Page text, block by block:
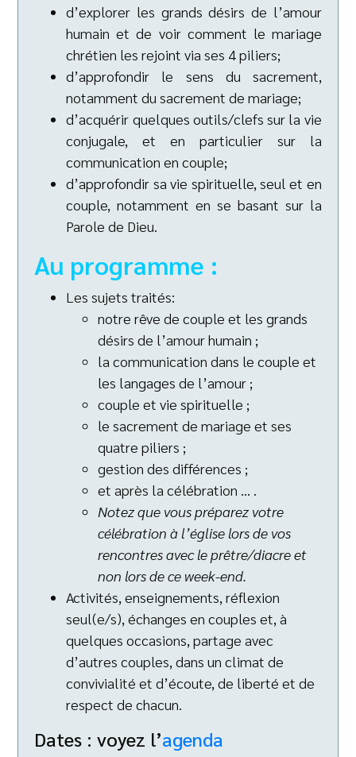
d’explorer les grands désirs de l’amour
humain et de voir comment le mariage
chrétien les rejoint via ses 4 piliers;
d’approfondir le sens du sacrement,
notamment du sacrement de mariage;
d’acquérir quelques outils/clefs sur la vie
conjugale, et en particulier sur la
communication en couple;
d’approfondir sa vie spirituelle, seul et en
couple, notamment en se basant sur la
Parole de Dieu.
Au programme :
Les sujets traités:
notre rêve de couple et les grands
désirs de l’amour humain ;
la communication dans le couple et
les langages de l’amour ;
couple et vie spirituelle ;
le sacrement de mariage et ses
quatre piliers ;
gestion des différences ;
et après la célébration … .
Notez que vous préparez votre
célébration à l’église lors de vos
rencontres avec le prêtre/diacre et
non lors de ce week-end.
Activités, enseignements, réflexion
seul(e/s), échanges en couples et, à
quelques occasions, partage avec
d’autres couples, dans un climat de
convivialité et d’écoute, de liberté et de
respect de chacun.
Dates : voyez l’agenda